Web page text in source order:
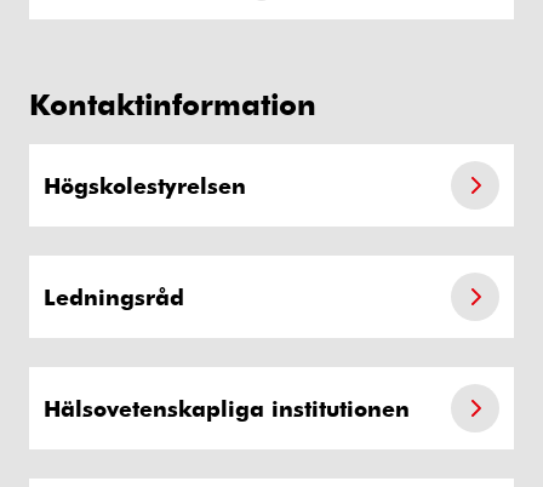
Kontaktinformation
Högskolestyrelsen
Ledningsråd
Hälsovetenskapliga institutionen